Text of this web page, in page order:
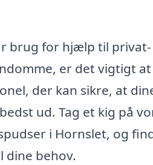
brug for hjælp til privat-
er det vigtigt at
der kan sikre, at
ud. Tag et kig på
i Hornslet, og
behov.